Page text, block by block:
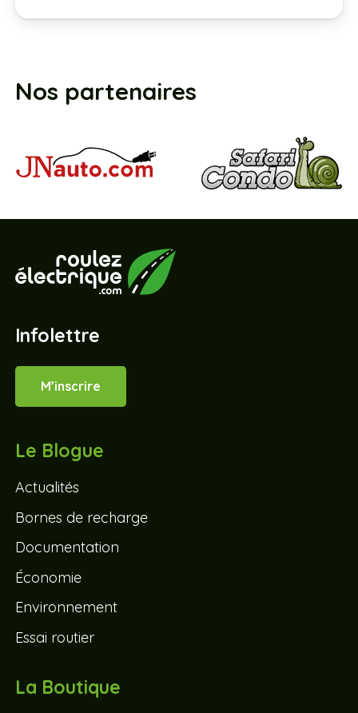
Nos partenaires
Infolettre
M’inscrire
Le Blogue
Actualités
Bornes de recharge
Documentation
Économie
Environnement
Essai routier
La Boutique